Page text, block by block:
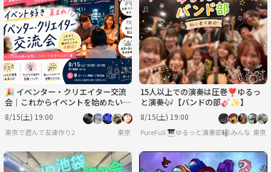
🎉 イベンター・クリエイター交流
会｜これからイベントを始めたい方
も歓迎！
8/15(土) 19:00
東京で遊んで友達作り2 東京
15人以上での演奏は圧巻❣️ゆるっ
と演奏🎶【バンドの部🎸✨️】
8/15(土) 19:00
PureFull 🎹ゆるっと演奏部🎼みんなで音
東京